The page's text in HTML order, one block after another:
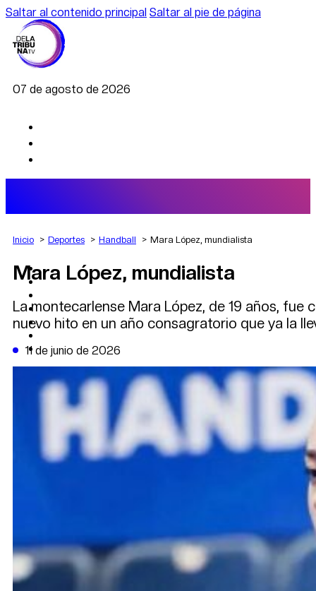
Saltar al contenido principal Saltar al pie de página
07 de agosto de 2026
AGRO
DEPORTES
POLÍTICA
CAMBIO CLIMÁTICO
DE LA TRIBUNA TV
Inicio Deportes Handball Mara López, mundialista
Mara López, mundialista
La montecarlense Mara López, de 19 años,
nuevo hito en un año consagratorio que ya la
11 de junio de 2026